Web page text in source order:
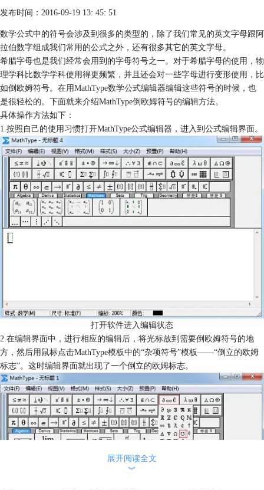
发布时间：2016-09-19 13: 45: 51
数学公式中的符号会涉及到很多的类型的，除了我们常见的英文字母跟阿
拉伯数字组成我们常用的公式之外，还有很多其它的英文字母。
希腊字母也是我们经常会用到的字母符号之一。对于希腊字母的使用，物
理学科比数学学科使用得更频繁，并且还会对一些字母进行变形使用，比
如倒欧姆符号。在用MathType数学公式编辑器编辑这些符号的时候，也
是很轻松的。下面就来介绍MathType倒欧姆符号的编辑方法。
具体操作方法如下：
1.按照自己的使用习惯打开MathType公式编辑器，进入到公式编辑界面。
打开软件进入编辑状态
2.在编辑界面中，进行相应的编辑后，将光标放到需要倒欧姆符号的地
方，然后用鼠标点击MathType模板中的“杂项符号”模板——“倒立的欧姆
标志”。这时编辑界面就出现了一个倒立的欧姆标志。
展开阅读全文
︾